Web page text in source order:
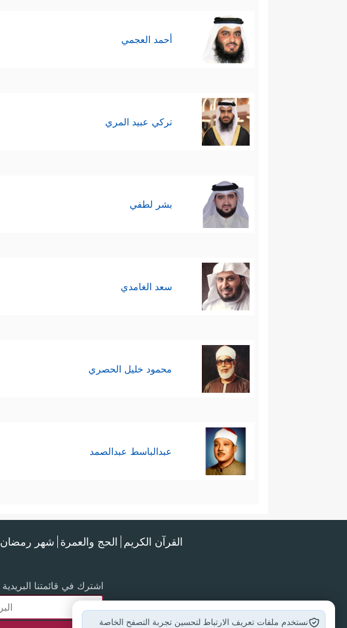
أحمد العجمي
تركي عبيد المري
بشر لطفي
سعد الغامدي
محمود خليل الحصري
عبدالباسط عبدالصمد
القرآن الكريم الحج والعمرة شهر رمضان
اشترك في قائمتنا البريدية
نستخدم ملفات تعريف الارتباط لتحسين تجربة التصفح الخاصة